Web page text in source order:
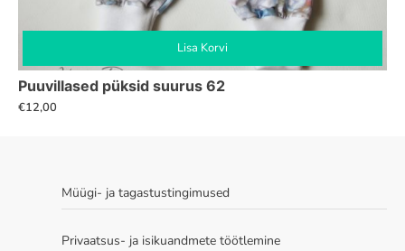
Lisa Korvi
Puuvillased püksid suurus 62
€12,00
Müügi- ja tagastustingimused
Privaatsus- ja isikuandmete töötlemine